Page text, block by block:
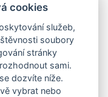
cookies
služeb,
soubory
stránky
sami.
dozvíte níže.
vybrat nebo